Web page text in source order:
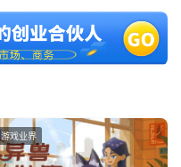
游戏业界